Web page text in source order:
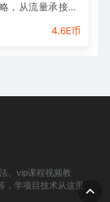
，从流量承接到
4.6E币
、vip课程视频教
，学项目技术从这里